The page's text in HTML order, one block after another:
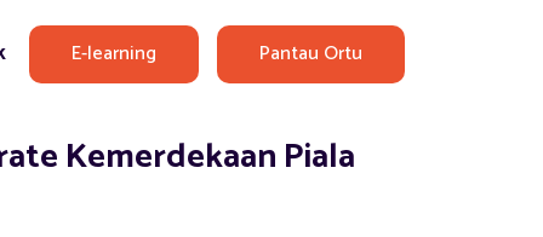
E-learning Pantau Ortu
Kemerdekaan Piala